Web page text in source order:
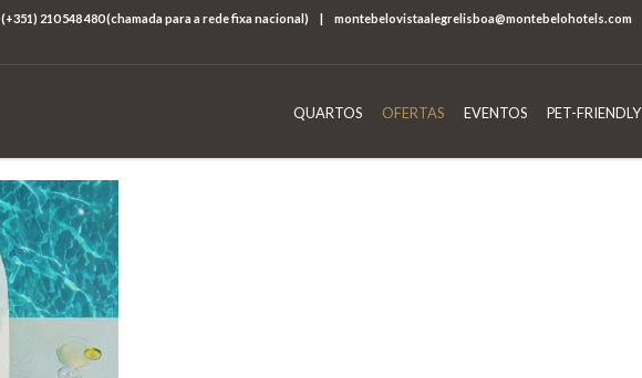
(+351) 210 548 480 (chamada para a rede fixa nacional) | montebelovistaalegrelisboa@montebelohotels.com
QUARTOS OFERTAS EVENTOS PET-FRIENDLY